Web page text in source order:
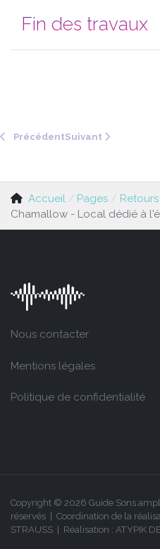
Fin des travaux
PrécédentSuivant
Accueil Pages
Chamallow - Local dédié à
Nous contacter
Mentions légales
Politique de confidentialité
Copyright © 2026 Guide Sons
réservés | Coordination de la
STRAUSS | Réalisation : ATYPIK